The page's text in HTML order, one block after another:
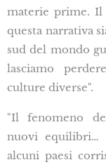
materie prime. Il
questa narrativa
sud del mondo
lasciamo
culture diverse".
"Il fenomeno
nuovi equilibri…
alcuni paesi